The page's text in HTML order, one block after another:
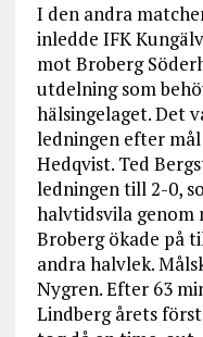
I den andra
inledde IFK
mot Broberg
utdelning som
hälsingelaget. Det
ledningen efter
Hedqvist. Ted
ledningen till 2-0,
halvtidsvila genom
Broberg ökade på
andra halvlek.
Nygren. Efter 63
Lindberg årets